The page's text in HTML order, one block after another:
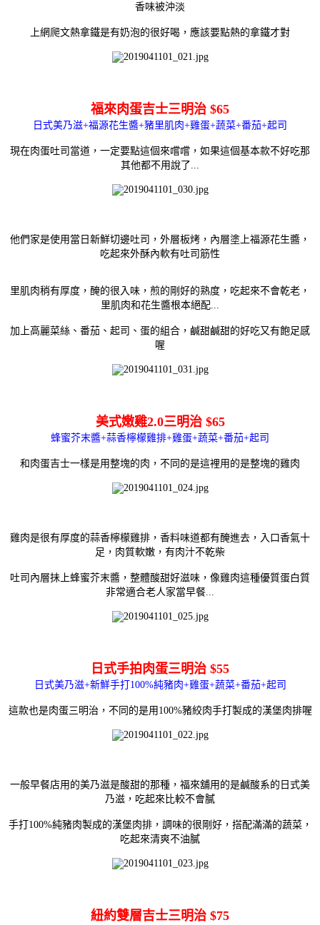
香味被沖淡
上網爬文熱拿鐵是有奶泡的很好喝，應該要點熱的拿鐵才對
福來肉蛋吉士三明治 $65
日式美乃滋+福源花生醬+豬里肌肉+雞蛋+蔬菜+番茄+起司
現在肉蛋吐司當道，一定要點這個來嚐嚐，如果這個基本款不好吃那
其他都不用說了...
他們家是使用當日新鮮切邊吐司，外層板烤，內層塗上福源花生醬，
吃起來外酥內軟有吐司筋性
里肌肉稍有厚度，醃的很入味，煎的剛好的熟度，吃起來不會乾老，
里肌肉和花生醬根本絕配...
加上高麗菜絲、番茄、起司、蛋的組合，鹹甜鹹甜的好吃又有飽足感
喔
美式嫩雞2.0三明治 $65
蜂蜜芥末醬+蒜香檸檬雞排+雞蛋+蔬菜+番茄+起司
和肉蛋吉士一樣是用整塊的肉，不同的是這裡用的是整塊的雞肉
雞肉是很有厚度的蒜香檸檬雞排，香料味道都有醃進去，入口香氣十
足，肉質軟嫩，有肉汁不乾柴
吐司內層抺上蜂蜜芥末醬， 整體酸甜好滋味，像雞肉這種優質蛋白質
非常適合老人家當早餐...
日式手拍肉蛋三明治 $55
日式美乃滋+新鮮手打100%純豬肉+雞蛋+蔬菜+番茄+起司
這款也是肉蛋三明治，不同的是用100%豬絞肉手打製成的漢堡肉排喔
一般早餐店用的美乃滋是酸甜的那種，福來舖用的是鹹酸系的 日式美
乃滋，吃起來比較不會膩
手打100%純豬肉製成的漢堡肉排，調味的很剛好，搭配滿滿的蔬菜，
吃起來清爽不油膩
紐約雙層吉士三明治 $75